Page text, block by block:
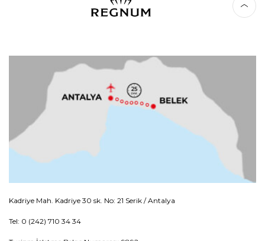
Kadriye Mah. Kadriye 30 sk. No: 21 Serik / Antalya
Tel: 0 (242) 710 34 34